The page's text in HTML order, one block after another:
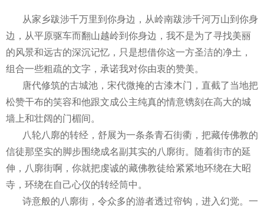
从家乡跋涉千万里到你身边，从岭南跋涉千河万山到你身
边，从平原驱车而翻山越岭到你身边，我不是为了寻找美丽
的风景和远古的深沉记忆，只是想借你这一方圣洁的净土，
组合一些粗疏的文字，承诺我对你由衷的赞美。
唐代修筑的古城池，宋代微掩的古漆木门，直截了当地把
松赞干布的笑容和他跟文成公主纯真的情意镌刻在高大的城
墙上和壮阔的门楣间。
八轮八廓的转经，舒展为一条条青石街衢，把藏传佛教的
信徒那坚实的脚步围绕成名副其实的八廓街。随着街市的延
伸，八廓街啊，你就把虔诚的藏佛教徒给紧紧地环绕在大昭
寺，环绕在自己心仪的转经筒中。
诗意般的八廓街，令众多的游者透过帘钩，进入幻觉。一